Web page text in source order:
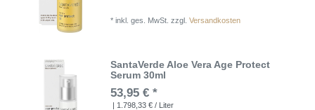
*inkl. ges. MwSt. zzgl.Versandkosten
SantaVerde Aloe Vera Age Protect
Serum 30ml
53,95 € *
| 1.798,33 € / Liter